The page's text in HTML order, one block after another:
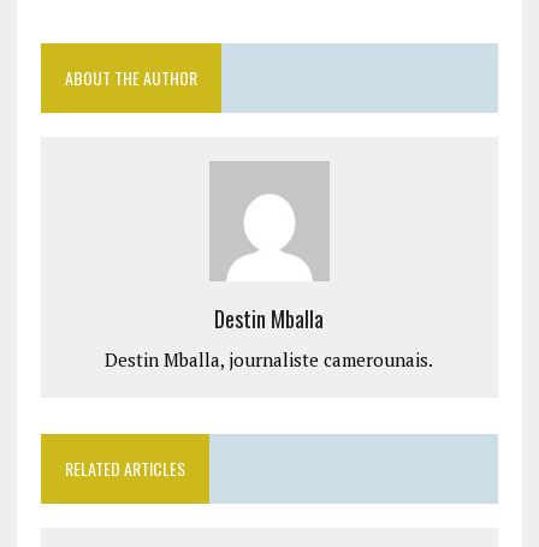
ABOUT THE AUTHOR
Destin Mballa
Destin Mballa, journaliste camerounais.
RELATED ARTICLES